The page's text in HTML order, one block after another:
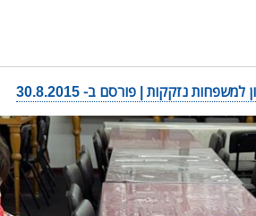
נזקקות | פורסם ב- 30.8.2015